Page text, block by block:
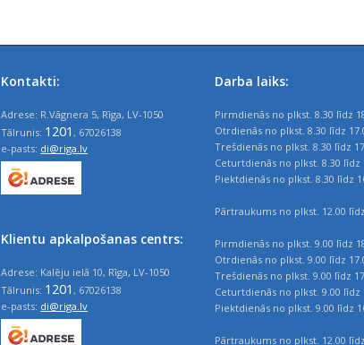
Kontakti:
Adrese: R.Vāgnera 5, Rīga, LV-1050
Tālrunis: 1201, 67026138
e-pasts: di@riga.lv
Klientu apkalpošanas centrs:
Adrese: Kalēju ielā 10, Rīga, LV-1050
Tālrunis: 1201, 67026138
e-pasts: di@riga.lv
Darba laiks:
Pirmdienās no plkst. 8.30 līdz
Otrdienās no plkst. 8.30 līdz
Trešdienās no plkst. 8.30 līdz
Ceturtdienās no plkst. 8.30 līdz
Piektdienās no plkst. 8.30 līdz
Pārtraukums no plkst. 12.00
Pirmdienās no plkst. 9.00 līdz
Otrdienās no plkst. 9.00 līdz
Trešdienās no plkst. 9.00 līdz
Ceturtdienās no plkst. 9.00 līdz
Piektdienās no plkst. 9.00 līdz
Pārtraukums no plkst. 12.00